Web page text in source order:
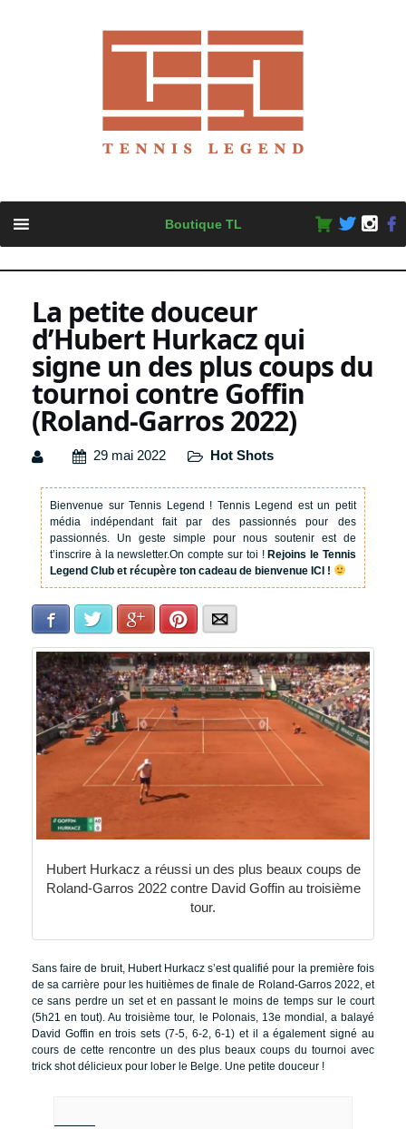
content
Boutique TL
La petite douceur
d’Hubert Hurkacz qui
signe un des plus coups du
tournoi contre Goffin
(Roland-Garros 2022)
29 mai 2022 Hot Shots
Bienvenue sur Tennis Legend ! Tennis Legend est un petit
média indépendant fait par des passionnés pour des
passionnés. Un geste simple pour nous soutenir est de
t’inscrire à la newsletter.On compte sur toi !Rejoins le Tennis
Legend Club et récupère ton cadeau de bienvenue ICI !
Facebook Twitter Google+Pinterest
Hubert Hurkacz a réussi un des plus beaux coups de
Roland-Garros 2022 contre David Goffin au troisième
tour.
Sans faire de bruit, Hubert Hurkacz s’est qualifié pour la première fois
de sa carrière pour les huitièmes de finale de Roland-Garros 2022, et
ce sans perdre un set et en passant le moins de temps sur le court
(5h21 en tout). Au troisième tour, le Polonais, 13e mondial, a balayé
David Goffin en trois sets (7-5, 6-2, 6-1) et il a également signé au
cours de cette rencontre un des plus beaux coups du tournoi avec
trick shot délicieux pour lober le Belge. Une petite douceur !